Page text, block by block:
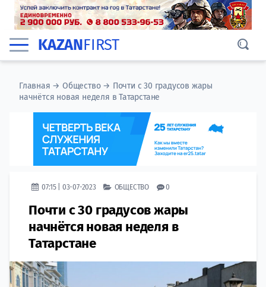
KAZANFIRST
Главная →Общество→ Почти с 30 градусов жары
начнётся новая неделя в Татарстане
07:15 | 03-07-2023 ОБЩЕСТВО 0
Почти с 30 градусов жары
начнётся новая неделя в
Татарстане